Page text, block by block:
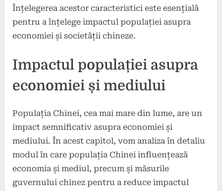
Înțelegerea acestor caracteristici este esențială
pentru a înțelege impactul populației asupra
economiei și societății chineze.
Impactul populației asupra
economiei și mediului
Populația Chinei, cea mai mare din lume, are un
impact semnificativ asupra economiei și
mediului. În acest capitol, vom analiza în detaliu
modul în care populația Chinei influențează
economia și mediul, precum și măsurile
guvernului chinez pentru a reduce impactul